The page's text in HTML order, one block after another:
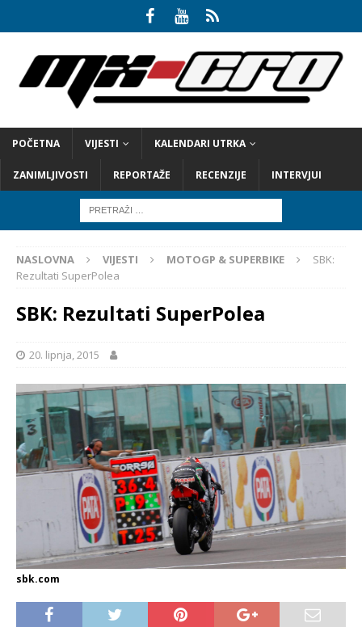
POČETNA VIJESTI KALENDARI UTRKA
ZANIMLJIVOSTI REPORTAŽE RECENZIJE INTERVJUI
NASLOVNA VIJESTI MOTOGP & SUPERBIKE
SBK:
Rezultati SuperPolea
SBK: Rezultati SuperPolea
20. lipnja, 2015
sbk.com